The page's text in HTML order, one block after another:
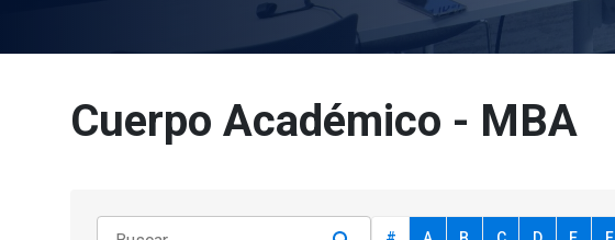
Cuerpo Académico - MBA